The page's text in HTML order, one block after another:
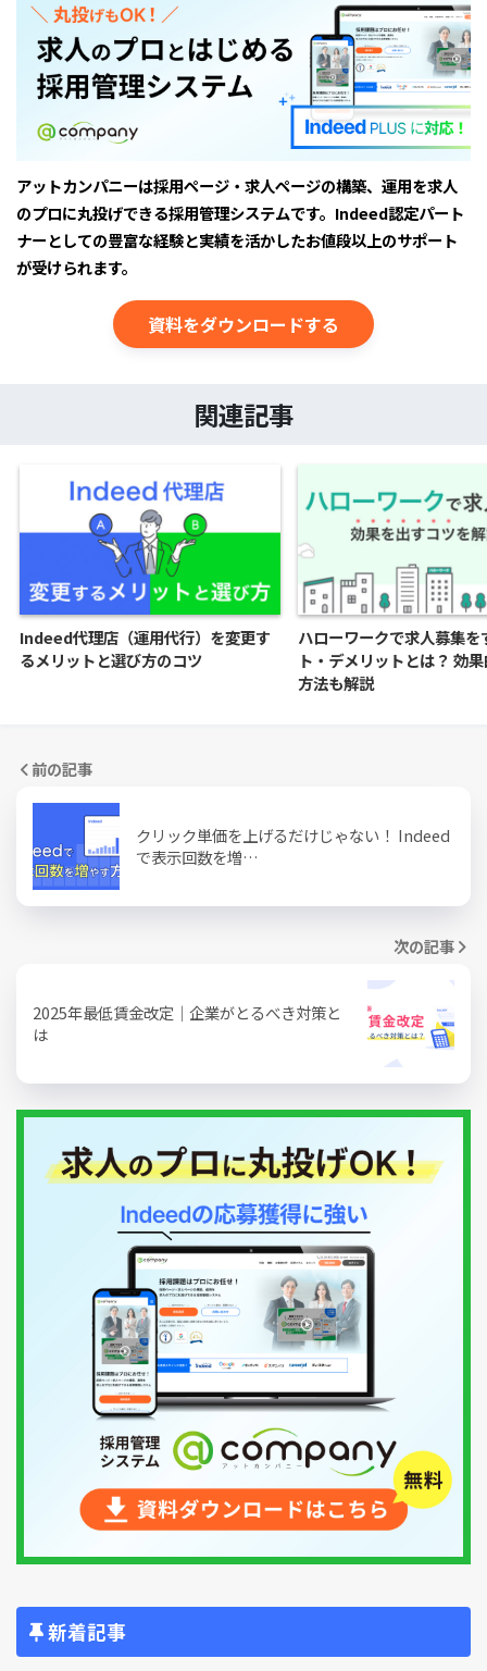
アットカンパニーは採用ページ・求人ページの構築、運用を求人
のプロに丸投げできる採用管理システムです。Indeed認定パート
ナーとしての豊富な経験と実績を活かしたお値段以上のサポート
が受けられます。
資料をダウンロードする
関連記事
Indeed代理店（運用代行）を変更す
るメリットと選び方のコツ
ハローワークで求人募集を
ト・デメリットとは？ 効
方法も解説
前の記事
クリック単価を上げるだけじゃない！ Indeed
で表示回数を増…
次の記事
2025年最低賃金改定｜企業がとるべき対策と
は
新着記事